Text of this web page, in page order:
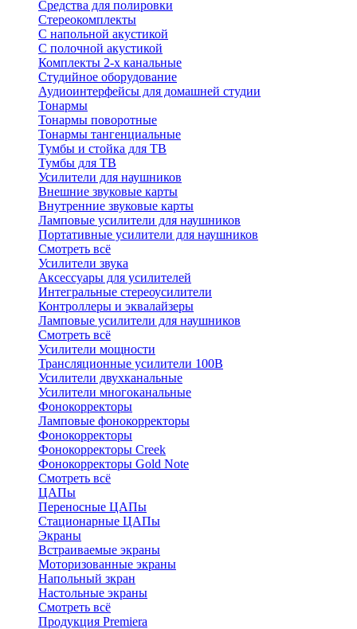
Средства для полировки
Стереокомплекты
C напольной акустикой
C полочной акустикой
Комплекты 2-х канальные
Студийное оборудование
Аудиоинтерфейсы для домашней студии
Тонармы
Тонармы поворотные
Тонармы тангенциальные
Тумбы и стойка для ТВ
Тумбы для ТВ
Усилители для наушников
Внешние звуковые карты
Внутренние звуковые карты
Ламповые усилители для наушников
Портативные усилители для наушников
Смотреть всё
Усилители звука
Аксессуары для усилителей
Интегральные стереоусилители
Контроллеры и эквалайзеры
Ламповые усилители для наушников
Смотреть всё
Усилители мощности
Трансляционные усилители 100В
Усилители двухканальные
Усилители многоканальные
Фонокорректоры
Ламповые фонокорректоры
Фонокорректоры
Фонокорректоры Creek
Фонокорректоры Gold Note
Смотреть всё
ЦАПы
Переносные ЦАПы
Стационарные ЦАПы
Экраны
Встраиваемые экраны
Моторизованные экраны
Напольный зкран
Настольные экраны
Смотреть всё
Продукция Premiera